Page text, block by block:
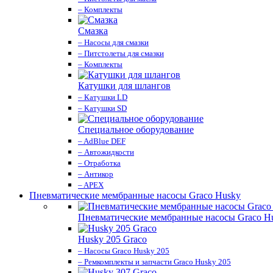
– Комплекты
Смазка
– Насосы для смазки
– Питстолеты для смазки
– Комплекты
Катушки для шлангов
– Катушки LD
– Катушки SD
Специальное оборудование
– AdBlue DEF
– Автожидкости
– Отработка
– Антикор
– APEX
Пневматические мембранные насосы Graco Husky
Пневматические мембранные насосы Graco
Husky 205 Graco
– Насосы Graco Husky 205
– Ремкомплекты и запчасти Graco Husky 205